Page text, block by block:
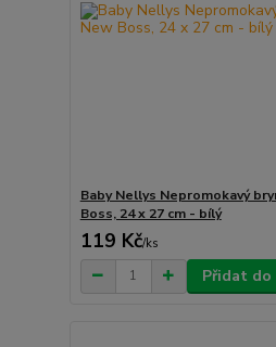
Baby Nellys Nepromokavý
Boss, 24 x 27 cm - bílý
119 Kč/ks
Přidat do